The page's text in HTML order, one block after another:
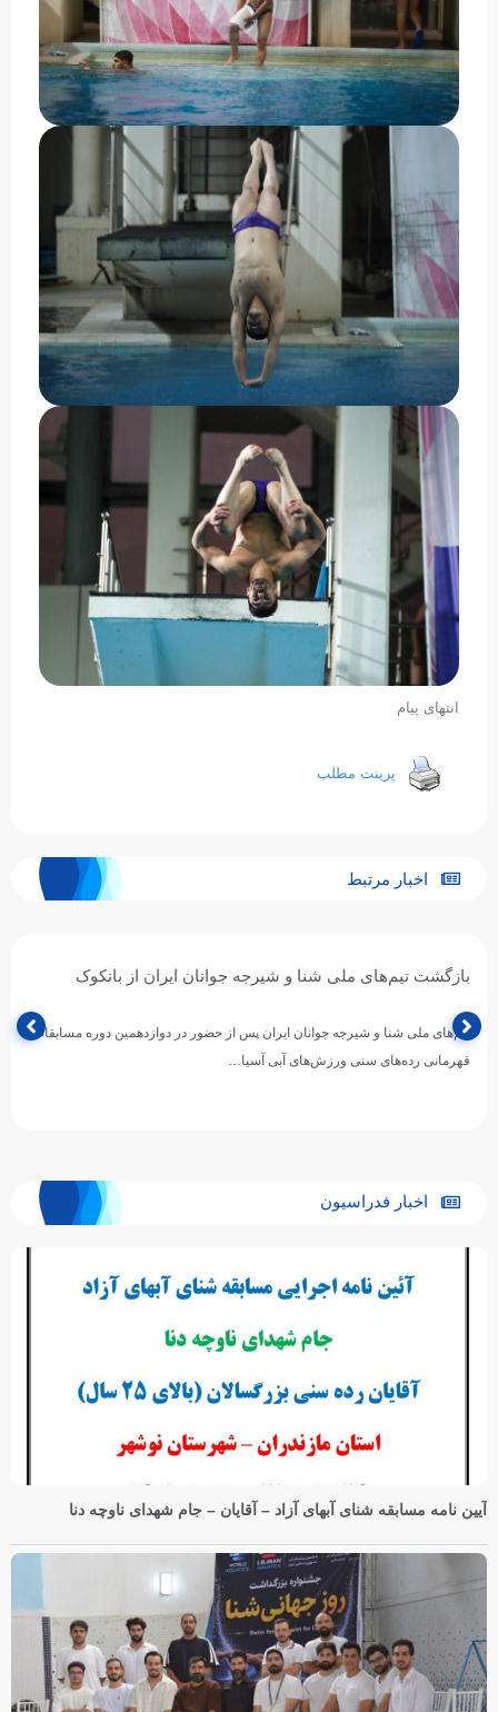
انتهای پیام
پرینت مطلب
اخبار مرتبط
پنجمی مهیار شکوهمندفر در مسابقات شیرجه قهرمانی رده‌های
سنی ورزش‌های آبی آسیا
در ادامه رقابت‌های دوازدهمین دوره مسابقات قهرمانی رده‌های سنی ورزش‌های
اخبار فدراسیون
آیین نامه مسابقه شنای آبهای آزاد – آقایان – جام شهدای ناوچه دنا